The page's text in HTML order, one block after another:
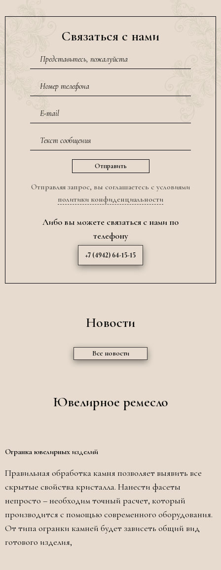
Связаться с нами
Отправляя запрос, вы соглашаетесь с условиями
политики конфиденциальности
Либо вы можете связаться с нами по
телефону
+7 (4942) 64-15-15
Новости
Все новости
Ювелирное ремесло
Огранка ювелирных изделий
Правильная обработка камня позволяет выявить все
скрытые свойства кристалла. Нанести фасеты
непросто – необходим точный расчет, который
производится с помощью современного оборудования.
От типа огранки камней будет зависеть общий вид
готового изделия,